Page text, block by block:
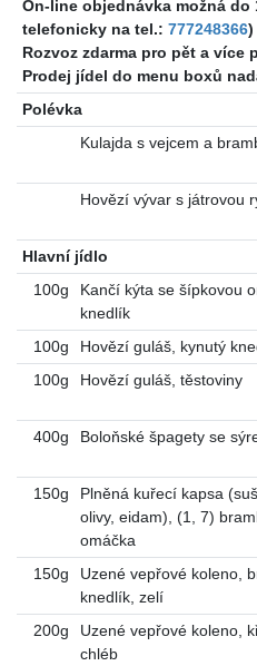
On-line objednávka možná do
telefonicky na tel.: 777248366)
Rozvoz zdarma pro pět a více
Prodej jídel do menu boxů
Polévka
Kulajda s vejcem a
Hovězí vývar s játrovou
Hlavní jídlo
100g
Kančí kýta se šípkovou
knedlík
100g Hovězí guláš, kynutý
100g
Hovězí guláš, těstoviny
400g Boloňské špagety se
150g
Plněná kuřecí kapsa
olivy, eidam), (1, 7)
omáčka
150g
Uzené vepřové koleno,
knedlík, zelí
200g
Uzené vepřové koleno,
chléb